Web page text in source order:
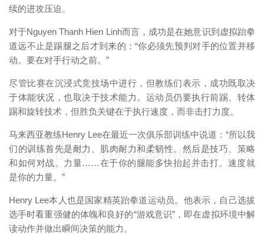
续的进攻压迫。
对于Nguyen Thanh Hien Linh而言，成功是在她意识到虚拟跆拳
道远不止是踢腿之后才到来的：“你必须先预判对手的位置并移
动。要在对手行动之前。”
尽管比赛在沉浸式竞技场中进行，但教练们表示，成功既取决
于体能状况，也取决于技术能力。运动员仍要执行前踢、转体
踢和旋转技术，但胜负关键在于执行速度，而非击打力度。
马来西亚教练Henry Lee在最近一次俱乐部训练中说道：“所以我
们的训练首先是耐力、肌肉耐力和柔韧性。然后是技巧、策略
和如何对战。力量……在于你的腿能多快抬起并击打。速度就
是你的力量。”
Henry Lee本人也是国家精英跆拳道运动员。他表示，自己选拔
选手时看重强健的体魄和良好的“游戏意识”，即在虚拟环境中解
读动作并做出瞬间决策的能力。
映维网（nweon.com）